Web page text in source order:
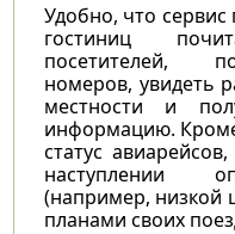
Удобно, что
гостиниц
посетителей,
номеров, увидеть
местности и
информацию.
статус
наступлении
(например, низкой
планами своих